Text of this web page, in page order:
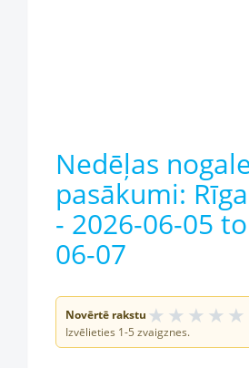
Nedēļas
pasākumi:
- 2026-06-05
06-07
Novērtē rakstu ★ ★ ★ ★ ★
Izvēlieties 1-5 zvaigznes.